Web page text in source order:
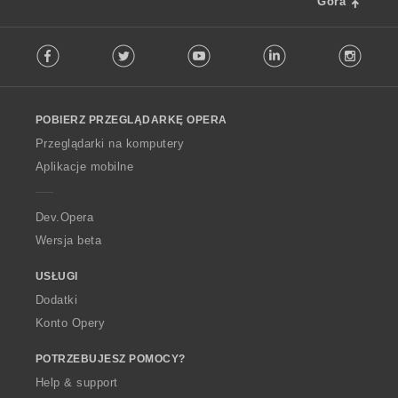
o
w
O
p
a
Facebook Twitter Youtube LinkedIn
POBIERZ PRZEGLĄDARKĘ OPERA
Przeglądarki na komputery
Aplikacje mobilne
Dev.Opera
Wersja beta
USŁUGI
Dodatki
Konto Opery
POTRZEBUJESZ POMOCY?
Help & support